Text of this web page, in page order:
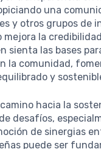
una
y otros grupos de
la
sienta las bases
la comunidad,
y
hacia la
desafíos,
de sinergias
puede ser